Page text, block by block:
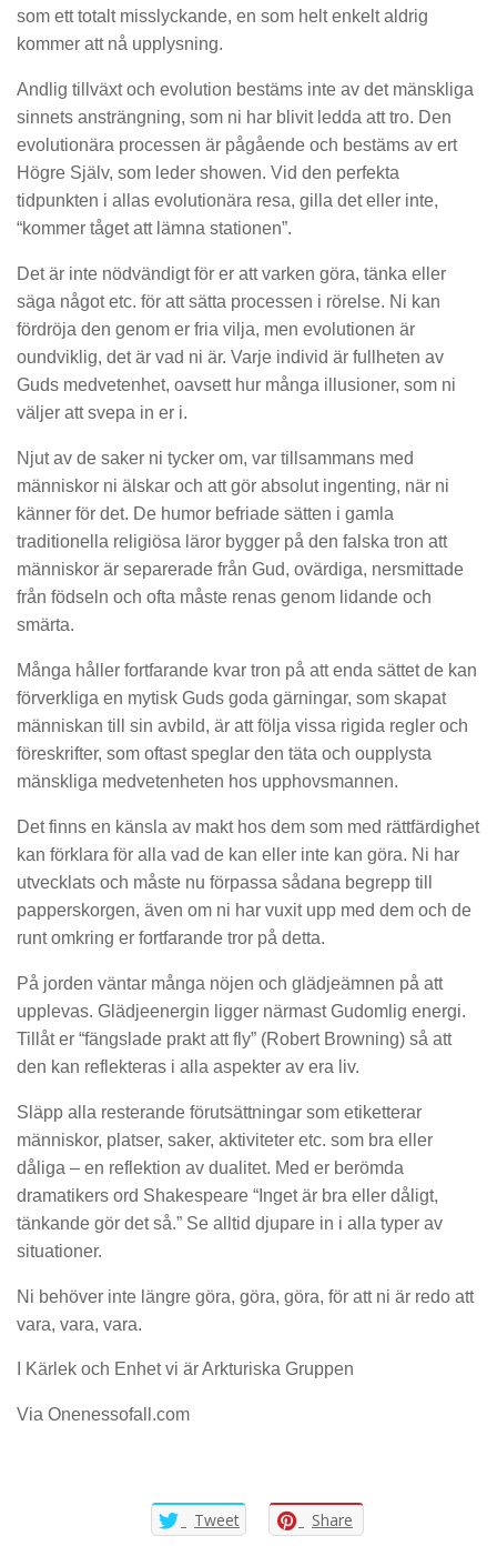
som ett totalt misslyckande, en som helt enkelt aldrig
kommer att nå upplysning.
Andlig tillväxt och evolution bestäms inte av det mänskliga
sinnets ansträngning, som ni har blivit ledda att tro. Den
evolutionära processen är pågående och bestäms av ert
Högre Själv, som leder showen. Vid den perfekta
tidpunkten i allas evolutionära resa, gilla det eller inte,
“kommer tåget att lämna stationen”.
Det är inte nödvändigt för er att varken göra, tänka eller
säga något etc. för att sätta processen i rörelse. Ni kan
fördröja den genom er fria vilja, men evolutionen är
oundviklig, det är vad ni är. Varje individ är fullheten av
Guds medvetenhet, oavsett hur många illusioner, som ni
väljer att svepa in er i.
Njut av de saker ni tycker om, var tillsammans med
människor ni älskar och att gör absolut ingenting, när ni
känner för det. De humor befriade sätten i gamla
traditionella religiösa läror bygger på den falska tron ​​att
människor är separerade från Gud, ovärdiga, nersmittade
från födseln och ofta måste renas genom lidande och
smärta.
Många håller fortfarande kvar tron på att enda sättet de kan
förverkliga en mytisk Guds goda gärningar, som skapat
människan till sin avbild, är att följa vissa rigida regler och
föreskrifter, som oftast speglar den täta och oupplysta
mänskliga medvetenheten hos upphovsmannen.
Det finns en känsla av makt hos dem som med rättfärdighet
kan förklara för alla vad de kan eller inte kan göra. Ni har
utvecklats och måste nu förpassa sådana begrepp till
papperskorgen, även om ni har vuxit upp med dem och de
runt omkring er fortfarande tror på detta.
På jorden väntar många nöjen och glädjeämnen på att
upplevas. Glädjeenergin ligger närmast Gudomlig energi.
Tillåt er “fängslade prakt att fly” (Robert Browning) så att
den kan reflekteras i alla aspekter av era liv.
Släpp alla resterande förutsättningar som etiketterar
människor, platser, saker, aktiviteter etc. som bra eller
dåliga – en reflektion av dualitet. Med er berömda
dramatikers ord Shakespeare “Inget är bra eller dåligt,
tänkande gör det så.” Se alltid djupare in i alla typer av
situationer.
Ni behöver inte längre göra, göra, göra, för att ni är redo att
vara, vara, vara.
I Kärlek och Enhet vi är Arkturiska Gruppen
Via Onenessofall.com
Tweet Share